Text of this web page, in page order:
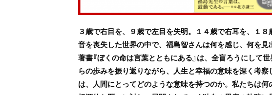
３歳で右目を、９歳で左目を失明。１４歳で右耳を、１
音を喪失した世界の中で、福島智さんは何を感じ、何を見
著書『ぼくの命は言葉とともにある』は、全盲ろうにして
らの歩みを振り返りながら、人生と幸福の意味を深く考
は、人間にとってどのような意味を持つのか。私たちは